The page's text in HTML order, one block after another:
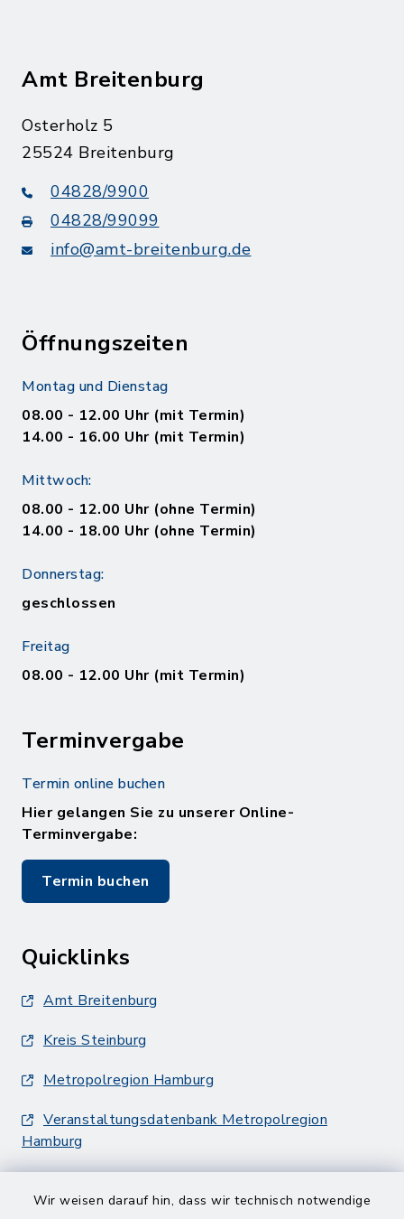
Wir weisen darauf hin, dass wir technisch notwendige
Amt Breitenburg
Osterholz 5
25524 Breitenburg
04828/9900
04828/99099
info@amt-breitenburg.de
Öffnungszeiten
Montag und Dienstag
08.00 - 12.00 Uhr (mit Termin)
14.00 - 16.00 Uhr (mit Termin)
Mittwoch:
08.00 - 12.00 Uhr (ohne Termin)
14.00 - 18.00 Uhr (ohne Termin)
Donnerstag:
geschlossen
Freitag
08.00 - 12.00 Uhr (mit Termin)
Terminvergabe
Termin online buchen
Hier gelangen Sie zu unserer Online-
Terminvergabe:
Termin buchen
Quicklinks
Amt Breitenburg
Kreis Steinburg
Metropolregion Hamburg
Veranstaltungsdatenbank Metropolregion
Hamburg